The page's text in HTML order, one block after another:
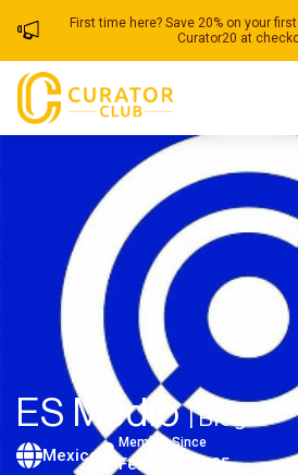
First time here? Save 20% on your
Curator20 at
ES Medio| Blog
Mexico
Member Since
February 2025